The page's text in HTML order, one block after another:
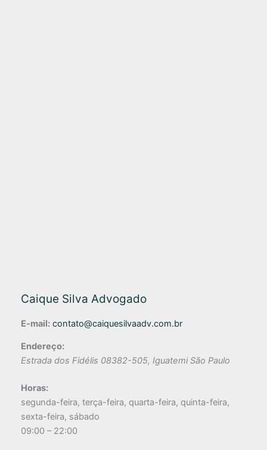
Caique Silva Advogado
E-mail: contato@caiquesilvaadv.com.br
Endereço:
Estrada dos Fidélis 08382-505, Iguatemi São Paulo
Horas:
segunda-feira, terça-feira, quarta-feira, quinta-feira,
sexta-feira, sábado
09:00 – 22:00